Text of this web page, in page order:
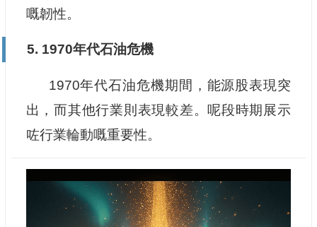
嘅韌性。
5. 1970年代石油危機
1970年代石油危機期間，能源股表現突
出，而其他行業則表現較差。呢段時期展示
咗行業輪動嘅重要性。